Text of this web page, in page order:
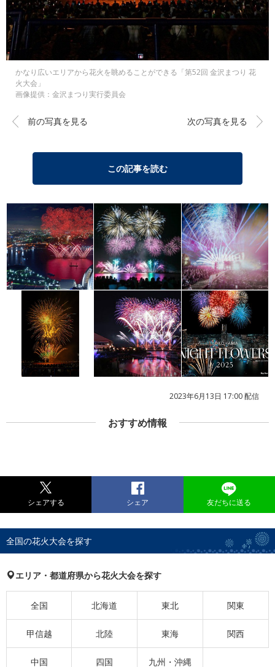
かなり広いエリアから花火を眺めることができる「第52回 金沢まつり 花
火大会」
画像提供：金沢まつり実行委員会
前の写真を見る 次の写真を見る
この記事を読む
2023年6月13日 17:00 配信
おすすめ情報
シェアする シェア 友だちに送る
全国の花火大会を探す
エリア・都道府県から花火大会を探す
全国 北海道 東北 関東
甲信越 北陸 東海 関西
中国 四国 九州・沖縄